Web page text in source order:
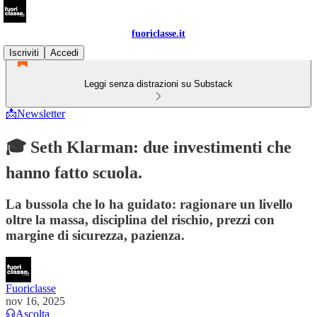
fuoriclasse.it
Iscriviti
Accedi
Leggi senza distrazioni su Substack
📩Newsletter
🎓 Seth Klarman: due investimenti che
hanno fatto scuola.
La bussola che lo ha guidato: ragionare un livello
oltre la massa, disciplina del rischio, prezzi con
margine di sicurezza, pazienza.
Fuoriclasse
nov 16, 2025
Ascolta